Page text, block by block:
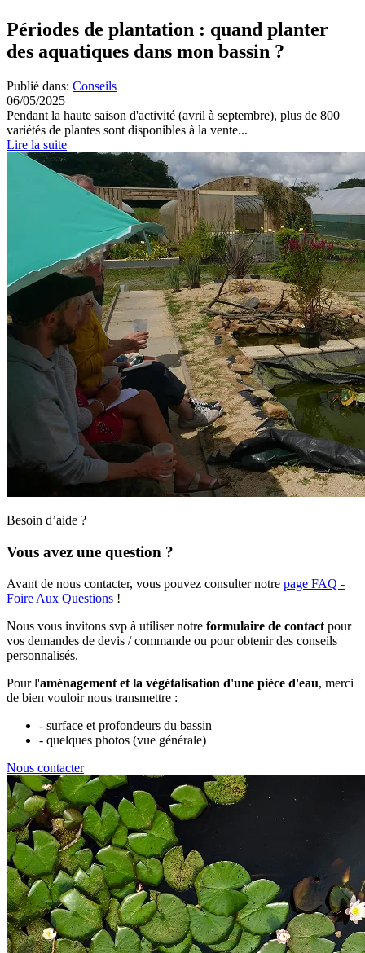
Périodes de plantation : quand planter
des aquatiques dans mon bassin ?
Publié dans: Conseils
06/05/2025
Pendant la haute saison d'activité (avril à septembre), plus de 800
variétés de plantes sont disponibles à la vente...
Lire la suite
Besoin d’aide ?
Vous avez une question ?
Avant de nous contacter, vous pouvez consulter notre page FAQ -
Foire Aux Questions !
Nous vous invitons svp à utiliser notre formulaire de contact pour
vos demandes de devis / commande ou pour obtenir des conseils
personnalisés.
Pour l'aménagement et la végétalisation d'une pièce d'eau, merci
de bien vouloir nous transmettre :
- surface et profondeurs du bassin
- quelques photos (vue générale)
Nous contacter